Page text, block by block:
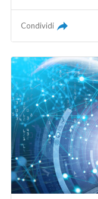
Condividi